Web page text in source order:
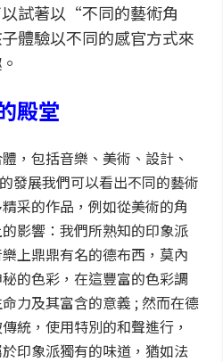
試著以“不同的藝術角
體驗以不同的感官方式來
殿堂
，包括音樂、美術、設計、
發展我們可以看出不同的藝術
采的作品，例如從美術的角
影響：我們所熟知的印象派
上鼎鼎有名的德布西，莫內
的色彩，在這豐富的色彩調
力及其富含的意義 ; 然而在德
統，使用特別的和聲進行，
印象派獨有的味道，猶如法